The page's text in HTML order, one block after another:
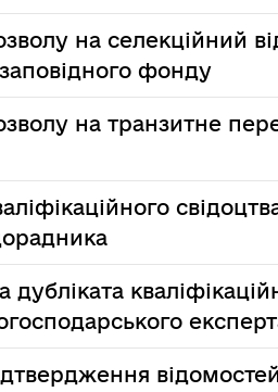
на селекційний
фонду
на транзитне
дубліката